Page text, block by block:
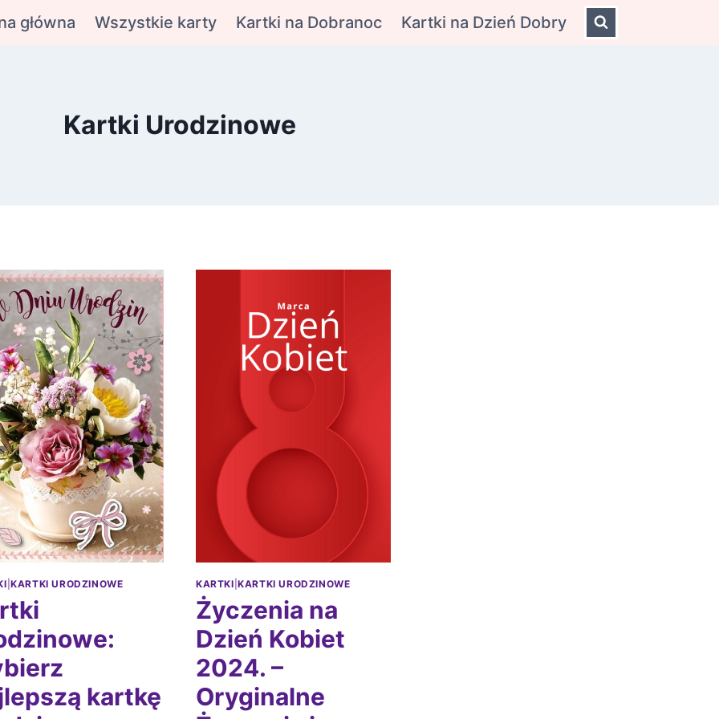
główna Wszystkie karty Kartki na Dobranoc Kartki na Dzień Dobry
Kartki Urodzinowe
|KARTKI URODZINOWE
kartkę
KARTKI |KARTKI URODZINOWE
Życzenia na
Dzień Kobiet
2024. –
Oryginalne